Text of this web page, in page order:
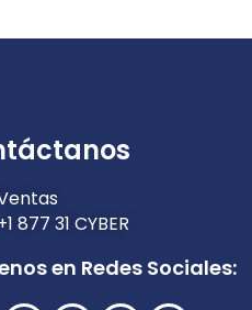
877 31 CYBER
en Redes Sociales: